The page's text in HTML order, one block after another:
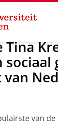
Tina
sociaal
van de